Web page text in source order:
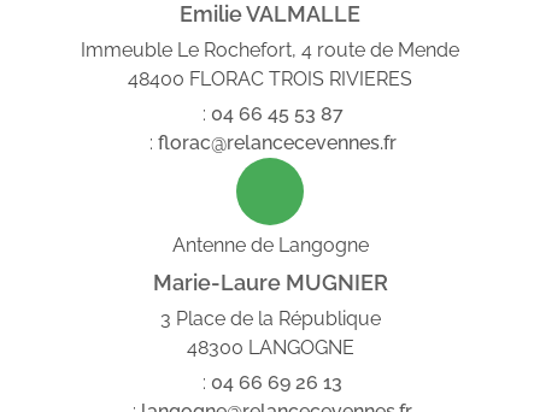
Emilie VALMALLE
Immeuble Le Rochefort, 4 route de Mende
48400 FLORAC TROIS RIVIERES
: 04 66 45 53 87
: florac@relancecevennes.fr
Antenne de Langogne
Marie-Laure MUGNIER
3 Place de la République
48300 LANGOGNE
: 04 66 69 26 13